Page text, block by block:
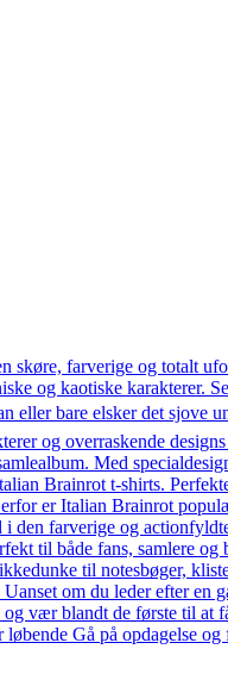
skøre, farverige og totalt
og kaotiske
bare elsker det sjove
og overraskende
Med
Brainrot t-shirts.
er Italian Brainrot
farverige og
til både fans, samlere
til notesbøger,
om du leder efter en
vær blandt de første til at
Gå på opdagelse